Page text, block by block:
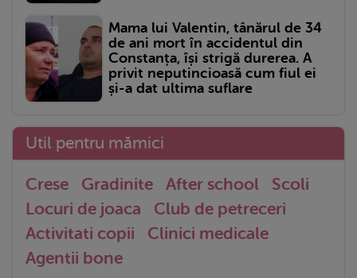
Mama lui Valentin, tânărul de 34
de ani mort în accidentul din
Constanța, își strigă durerea. A
privit neputincioasă cum fiul ei
și-a dat ultima suflare
Util pentru mămici
Crese Gradinite After school
Scoli
Locuri de joaca
Club de petreceri
Activitati copii
Clinici medicale
Agentii bone